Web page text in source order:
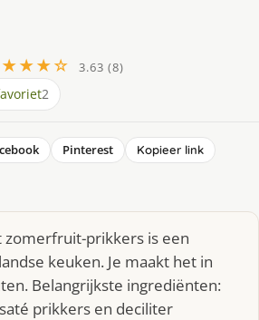
3.63 (8)
2
Pinterest
Kopieer link
prikkers is een
keuken. Je maakt het in
Belangrijkste ingrediënten:
prikkers en deciliter